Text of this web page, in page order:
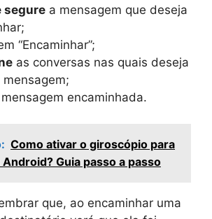
segure a mensagem que deseja
“Encaminhar”;
as conversas nas quais deseja
mensagem;
encaminhada.
Como ativar o giroscópio para
Guia passo a passo
que, ao encaminhar uma